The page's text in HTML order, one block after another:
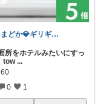
まどか💎ギリギリアラサーOL
所をホテルみたいにすっ
tow ...
0 1